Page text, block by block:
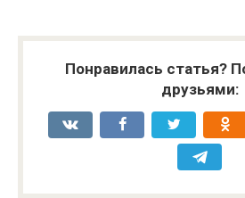
Понравилась статья?
друзьями: